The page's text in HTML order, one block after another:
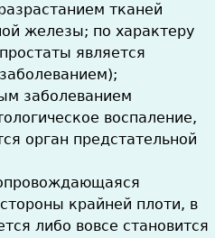
тканей
железы; по характеру
является
заболеванием
воспаление,
орган предстательной
крайней плоти, в
либо вовсе становится